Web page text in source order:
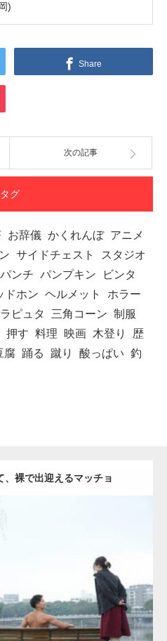
)
Share
次の記事
タグ
お辞儀 かくれんぼ アニメ
サイドチェスト
スタジオ
パンチ パンプキン
ビンタ
ドホン ヘルメット
ホラー
ラピュタ 三角コーン 制服
押す 料理 映画 木登り
歴
腐 踊る 蹴り 酸っぱい 釣
、裸で出迎えるマッチョ
AKIHITO(細マッチョ) 背中